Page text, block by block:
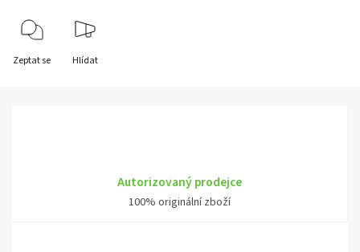
Zeptat se Hlídat
Autorizovaný prodejce
100% originální zboží